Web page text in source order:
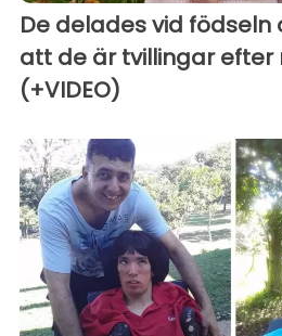
De delades vid
att de är tvillingar efter
(+VIDEO)